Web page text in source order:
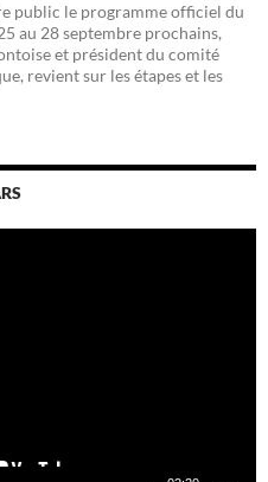
public le programme officiel du
au 28 septembre prochains,
et président du comité
revient sur les étapes et les